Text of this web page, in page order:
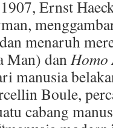
Ernst
menaruh
Man) dan
manusia
Boule,
cabang